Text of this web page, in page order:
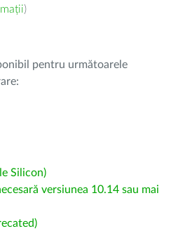
)
pentru următoarele
Silicon)
versiunea 10.14 sau mai